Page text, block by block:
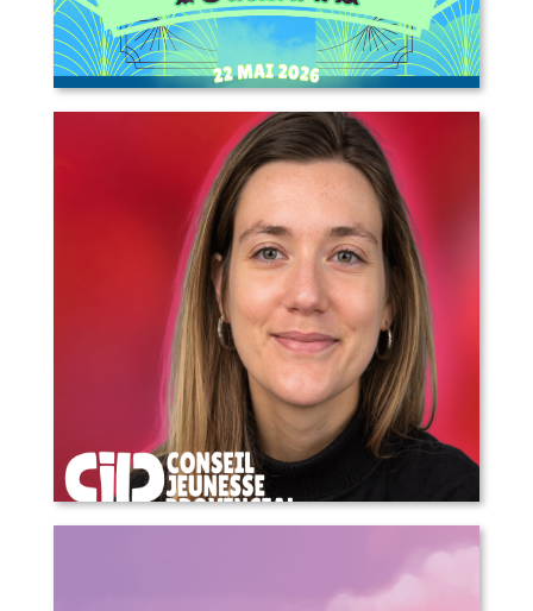
L’Escampette à Lorette – appel aux
artistes, marchands, bénévoles et